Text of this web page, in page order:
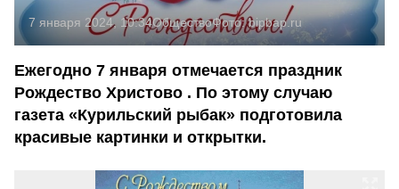
7 января 2024, 10:34ОбществоФото:bipbap.ru
Ежегодно 7 января отмечается праздник
Рождество Христово . По этому случаю
газета «Курильский рыбак» подготовила
красивые картинки и открытки.